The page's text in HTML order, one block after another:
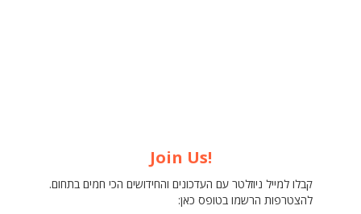
Join Us!
קבלו למייל ניוזלטר עם העדכונים והחידושים הכי חמים בתחום.
להצטרפות הרשמו בטופס כאן: